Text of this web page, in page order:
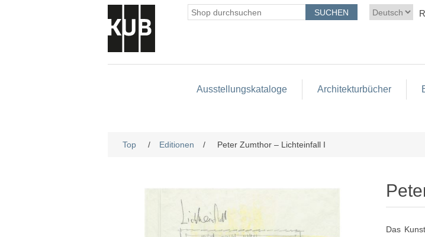
Ausstellungskataloge Architekturbücher
Top / Editionen / Peter Zumthor – Lichteinfall I
Das